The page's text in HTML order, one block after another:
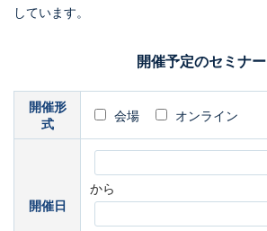
しています。
開催予定のセミナー
開催形
式
会場 オンライン
開催日
から